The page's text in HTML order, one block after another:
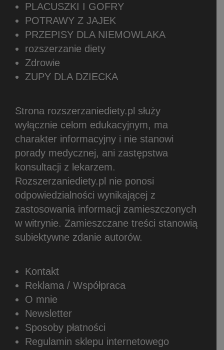
PLACUSZKI I GOFRY
POTRAWY Z JAJEK
PRZEPISY DLA NIEMOWLAKA
rozszerzanie diety
Zdrowie
ZUPY DLA DZIECKA
Strona rozszerzaniediety.pl służy
wyłącznie celom edukacyjnym, ma
charakter informacyjny i nie stanowi
porady medycznej, ani zastępstwa
konsultacji z lekarzem.
Rozszerzaniediety.pl nie ponosi
odpowiedzialności wynikającej z
zastosowania informacji zamieszczonych
w witrynie. Zamieszczane treści stanowią
subiektywne zdanie autorów.
Kontakt
Reklama / Współpraca
O mnie
Newsletter
Sposoby płatności
Regulamin sklepu internetowego